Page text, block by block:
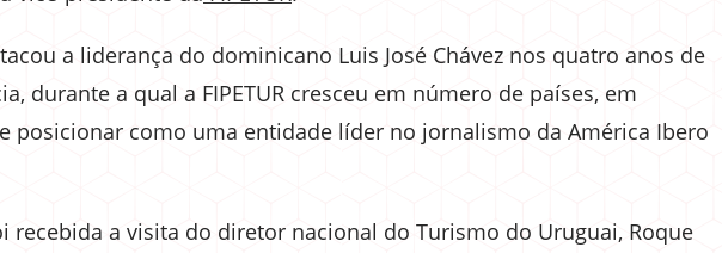
a liderança do dominicano Luis José Chávez nos quatro anos de
durante a qual a FIPETUR cresceu em número de países, em
posicionar como uma entidade líder no jornalismo da América Ibero
recebida a visita do diretor nacional do Turismo do Uruguai, Roque